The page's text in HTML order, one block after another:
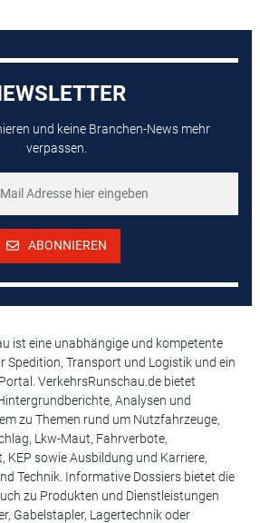
und keine Branchen-News mehr
verpassen.
ABONNIEREN
ist eine unabhängige und kompetente
Spedition, Transport und Logistik und ein
VerkehrsRunschau.de bietet
Analysen und
zu Themen rund um Nutzfahrzeuge,
Lkw-Maut, Fahrverbote,
KEP sowie Ausbildung und Karriere,
Technik. Informative Dossiers bietet die
zu Produkten und Dienstleistungen
Gabelstapler, Lagertechnik oder